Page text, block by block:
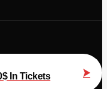
In Tickets